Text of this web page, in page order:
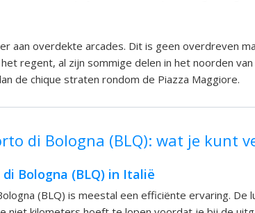
aan overdekte arcades. Dit is geen overdreven
regent, al zijn sommige delen in het noorden
de chique straten rondom de Piazza Maggiore.
di Bologna (BLQ): wat je kunt
Bologna (BLQ) in Italië
(BLQ) is meestal een efficiënte ervaring. De